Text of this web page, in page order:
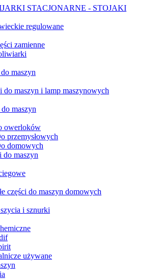
STACJONARNE - STOJAKI
regulowane
zamienne
maszyn
do maszyn i lamp maszynowych
maszyn
owerloków
przemysłowych
domowych
do maszyn
części do maszyn domowych
i sznurki
używane